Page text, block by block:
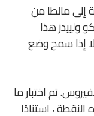
إلى مالطا من
ولييدز هذا
إذا سمح وضع
إصابة بالفيروس. تم اختبار ما
هذه النقطة ، استنادًا